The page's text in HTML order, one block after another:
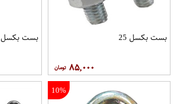
بست بکسل 25
۸۵,۰۰۰
بست بکسل 32 فولادی خارجی
10%